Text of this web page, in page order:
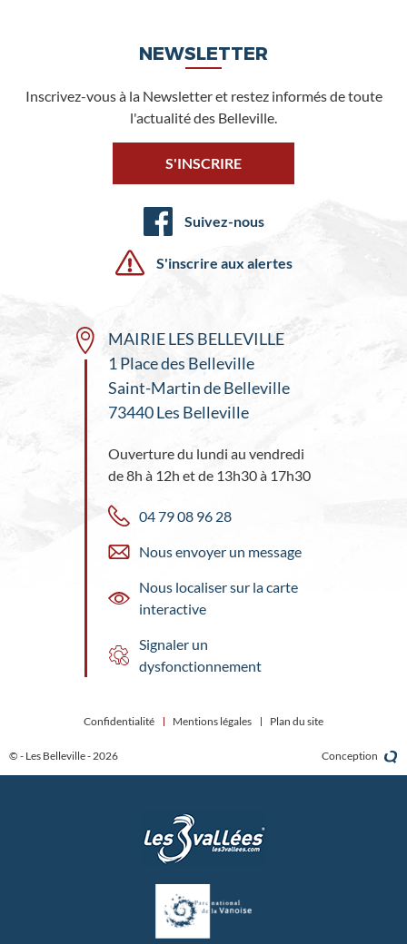
NEWSLETTER
Inscrivez-vous à la Newsletter et restez informés de toute
l'actualité des Belleville.
S'INSCRIRE
Suivez-nous
S'inscrire aux alertes
MAIRIE LES BELLEVILLE
1 Place des Belleville
Saint-Martin de Belleville
73440 Les Belleville
Ouverture du lundi au vendredi
de 8h à 12h et de 13h30 à 17h30
04 79 08 96 28
Nous envoyer un message
Nous localiser sur la carte
interactive
Signaler un
dysfonctionnement
© - Les Belleville - 2026
Confidentialité Mentions légales Plan du site
Conception